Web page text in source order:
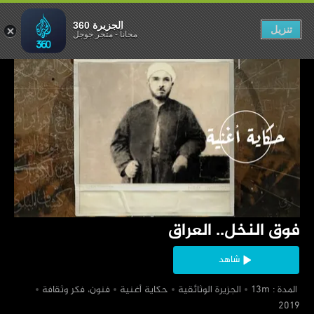
‏فوق النخل.. العراق
شاهد
‏ المدة : 13m
‏الجزيرة الوثائقية ‏حكاية أغنية
‏فنون، فكر وثقافة
النخل.. العراق
الجزيرة 360
مجاناً-متجر جوجل تنزيل